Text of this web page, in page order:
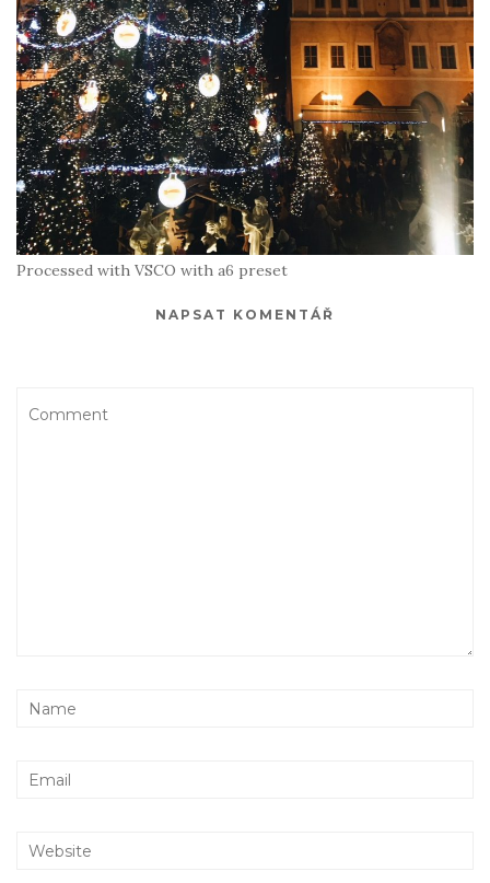
Processed with VSCO with a6 preset
NAPSAT KOMENTÁŘ